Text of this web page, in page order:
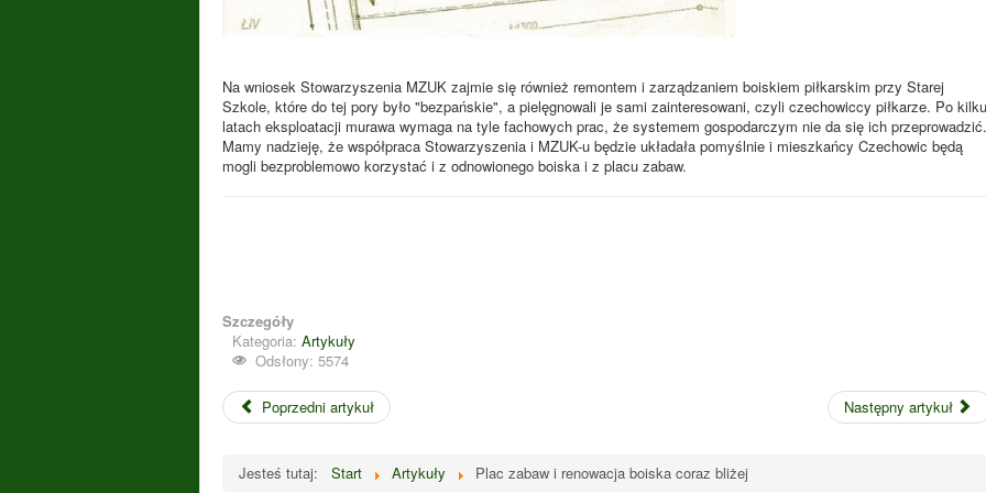
Na wniosek Stowarzyszenia MZUK zajmie się również remontem i zarządzaniem boiskiem piłkarskim przy Starej
Szkole, które do tej pory było "bezpańskie", a pielęgnowali je sami zainteresowani, czyli czechowiccy piłkarze. Po kilku
latach eksploatacji murawa wymaga na tyle fachowych prac, że systemem gospodarczym nie da się ich przeprowadzić.
Mamy nadzieję, że współpraca Stowarzyszenia i MZUK-u będzie układała pomyślnie i mieszkańcy Czechowic będą
mogli bezproblemowo korzystać i z odnowionego boiska i z placu zabaw.
Szczegóły
Kategoria: Artykuły
Odsłony: 5574
Poprzedni artykuł Następny artykuł
Jesteś tutaj: Start Artykuły Plac zabaw i renowacja boiska coraz bliżej